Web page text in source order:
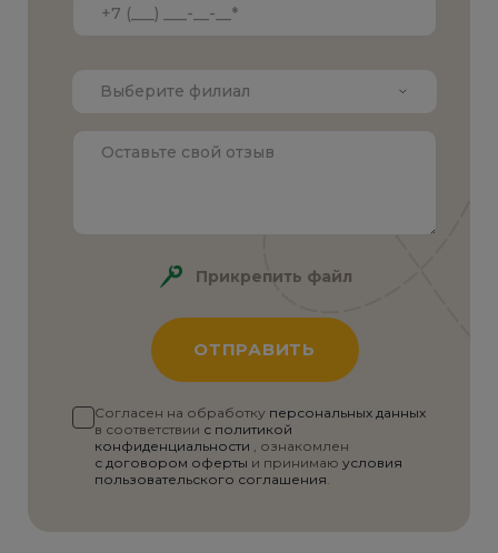
Выберите филиал
Прикрепить файл
Согласен на обработку персональных данных
в соответствии с политикой
конфиденциальности , ознакомлен
с договором оферты и принимаю условия
пользовательского соглашения.